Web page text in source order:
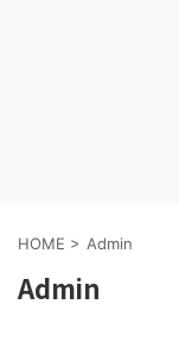
HOME > Admin
Admin